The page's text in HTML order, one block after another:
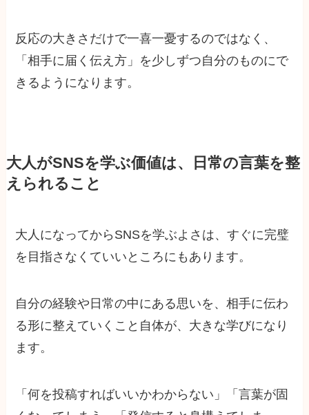
反応の大きさだけで一喜一憂するのではなく、
「相手に届く伝え方」を少しずつ自分のものにで
きるようになります。
大人がSNSを学ぶ価値は、日常の言葉を整
えられること
大人になってからSNSを学ぶよさは、すぐに完璧
を目指さなくていいところにもあります。
自分の経験や日常の中にある思いを、相手に伝わ
る形に整えていくこと自体が、大きな学びになり
ます。
「何を投稿すればいいかわからない」「言葉が固